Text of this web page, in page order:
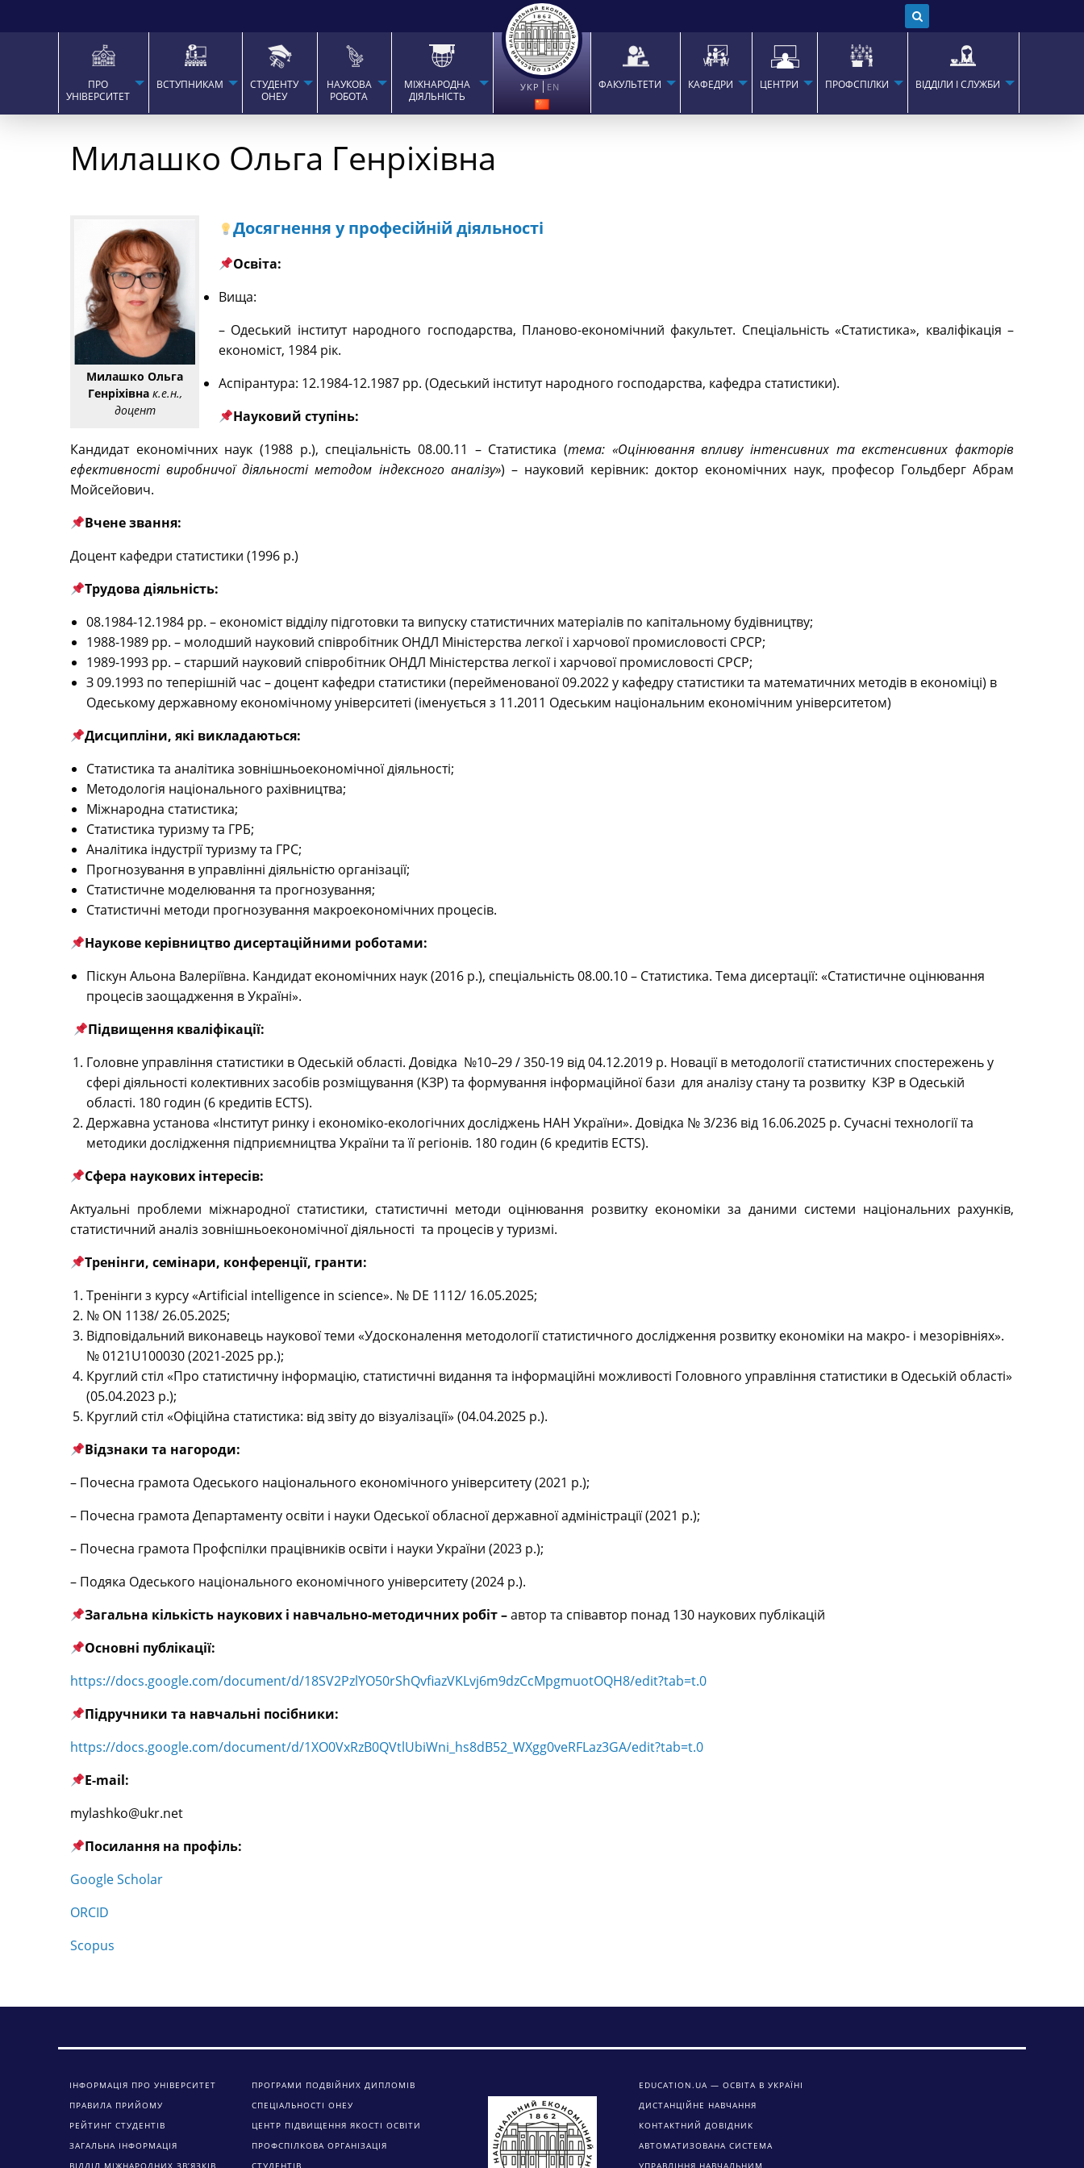
ПРО
УНІВЕРСИТЕТ
ВСТУПНИКАМ
СТУДЕНТУ
ОНЕУ
НАУКОВА
РОБОТА
МІЖНАРОДНА
ДІЯЛЬНІСТЬ
УКР EN ФАКУЛЬТЕТИ КАФЕДРИ ЦЕНТРИ ПРОФСПІЛКИ ВІДДІЛИ І СЛУЖБИ
Милашко Ольга Генріхівна
Милашко Ольга
Генріхівна к.е.н.,
доцент
Досягнення у професійній діяльності
Освіта:
Вища:
– Одеський інститут народного господарства, Планово-економічний факультет. Спеціальність «Статистика», кваліфікація –
економіст, 1984 рік.
Аспірантура: 12.1984-12.1987 рр. (Одеський інститут народного господарства, кафедра статистики).
Науковий ступінь:
Кандидат економічних наук (1988 р.), спеціальність 08.00.11 – Статистика (тема: «Оцінювання впливу інтенсивних та екстенсивних факторів
ефективності виробничої діяльності методом індексного аналізу») – науковий керівник: доктор економічних наук, професор Гольдберг Абрам
Мойсейович.
Вчене звання:
Доцент кафедри статистики (1996 р.)
Трудова діяльність:
08.1984-12.1984 рр. – економіст відділу підготовки та випуску статистичних матеріалів по капітальному будівництву;
1988-1989 рр. – молодший науковий співробітник ОНДЛ Міністерства легкої і харчової промисловості СРСР;
1989-1993 рр. – старший науковий співробітник ОНДЛ Міністерства легкої і харчової промисловості СРСР;
З 09.1993 по теперішній час – доцент кафедри статистики (перейменованої 09.2022 у кафедру статистики та математичних методів в економіці) в
Одеському державному економічному університеті (іменується з 11.2011 Одеським національним економічним університетом)
Дисципліни, які викладаються:
Статистика та аналітика зовнішньоекономічної діяльності;
Методологія національного рахівництва;
Міжнародна статистика;
Статистика туризму та ГРБ;
Аналітика індустрії туризму та ГРС;
Прогнозування в управлінні діяльністю організації;
Статистичне моделювання та прогнозування;
Статистичні методи прогнозування макроекономічних процесів.
Наукове керівництво дисертаційними роботами:
Піскун Альона Валеріївна. Кандидат економічних наук (2016 р.), спеціальність 08.00.10 – Статистика. Тема дисертації: «Статистичне оцінювання
процесів заощадження в Україні».
Підвищення кваліфікації:
Головне управління статистики в Одеській області. Довідка №10–29 / 350-19 від 04.12.2019 р. Новації в методології статистичних спостережень у
сфері діяльності колективних засобів розміщування (КЗР) та формування інформаційної бази для аналізу стану та розвитку КЗР в Одеській
області. 180 годин (6 кредитів ECTS).
Державна установа «Інститут ринку і економіко-екологічних досліджень НАН України». Довідка № 3/236 від 16.06.2025 р. Сучасні технології та
методики дослідження підприємництва України та її регіонів. 180 годин (6 кредитів ECTS).
Сфера наукових інтересів:
Актуальні проблеми міжнародної статистики, статистичні методи оцінювання розвитку економіки за даними системи національних рахунків,
статистичний аналіз зовнішньоекономічної діяльності та процесів у туризмі.
Тренінги, семінари, конференції, гранти:
Тренінги з курсу «Artificial intelligence in science». № DE 1112/ 16.05.2025;
№ ON 1138/ 26.05.2025;
Відповідальний виконавець наукової теми «Удосконалення методології статистичного дослідження розвитку економіки на макро- і мезорівніях».
№ 0121U100030 (2021-2025 рр.);
Круглий стіл «Про статистичну інформацію, статистичні видання та інформаційні можливості Головного управління статистики в Одеській області»
(05.04.2023 р.);
Круглий стіл «Офіційна статистика: від звіту до візуалізації» (04.04.2025 р.).
Відзнаки та нагороди:
– Почесна грамота Одеського національного економічного університету (2021 р.);
– Почесна грамота Департаменту освіти і науки Одеської обласної державної адміністрації (2021 р.);
– Почесна грамота Профспілки працівників освіти і науки України (2023 р.);
– Подяка Одеського національного економічного університету (2024 р.).
Загальна кількість наукових і навчально-методичних робіт –автор та співавтор понад 130 наукових публікацій
Основні публікації:
https://docs.google.com/document/d/18SV2PzlYO50rShQvfiazVKLvj6m9dzCcMpgmuotOQH8/edit?tab=t.0
Підручники та навчальні посібники:
https://docs.google.com/document/d/1XO0VxRzB0QVtlUbiWni_hs8dB52_WXgg0veRFLaz3GA/edit?tab=t.0
E-mail:
mylashko@ukr.net
Посилання на профіль:
Google Scholar
ORCID
Scopus
ІНФОРМАЦІЯ ПРО УНІВЕРСИТЕТ
ПРАВИЛА ПРИЙОМУ
РЕЙТИНГ СТУДЕНТІВ
ЗАГАЛЬНА ІНФОРМАЦІЯ
ВІДДІЛ МІЖНАРОДНИХ ЗВ’ЯЗКІВ
ПРОГРАМИ ПОДВІЙНИХ ДИПЛОМІВ
СПЕЦІАЛЬНОСТІ ОНЕУ
ЦЕНТР ПІДВИЩЕННЯ ЯКОСТІ ОСВІТИ
ПРОФСПІЛКОВА ОРГАНІЗАЦІЯ
СТУДЕНТІВ
EDUCATION.UA — ОСВІТА В УКРАЇНІ
ДИСТАНЦІЙНЕ НАВЧАННЯ
КОНТАКТНИЙ ДОВІДНИК
АВТОМАТИЗОВАНА СИСТЕМА
УПРАВЛІННЯ НАВЧАЛЬНИМ